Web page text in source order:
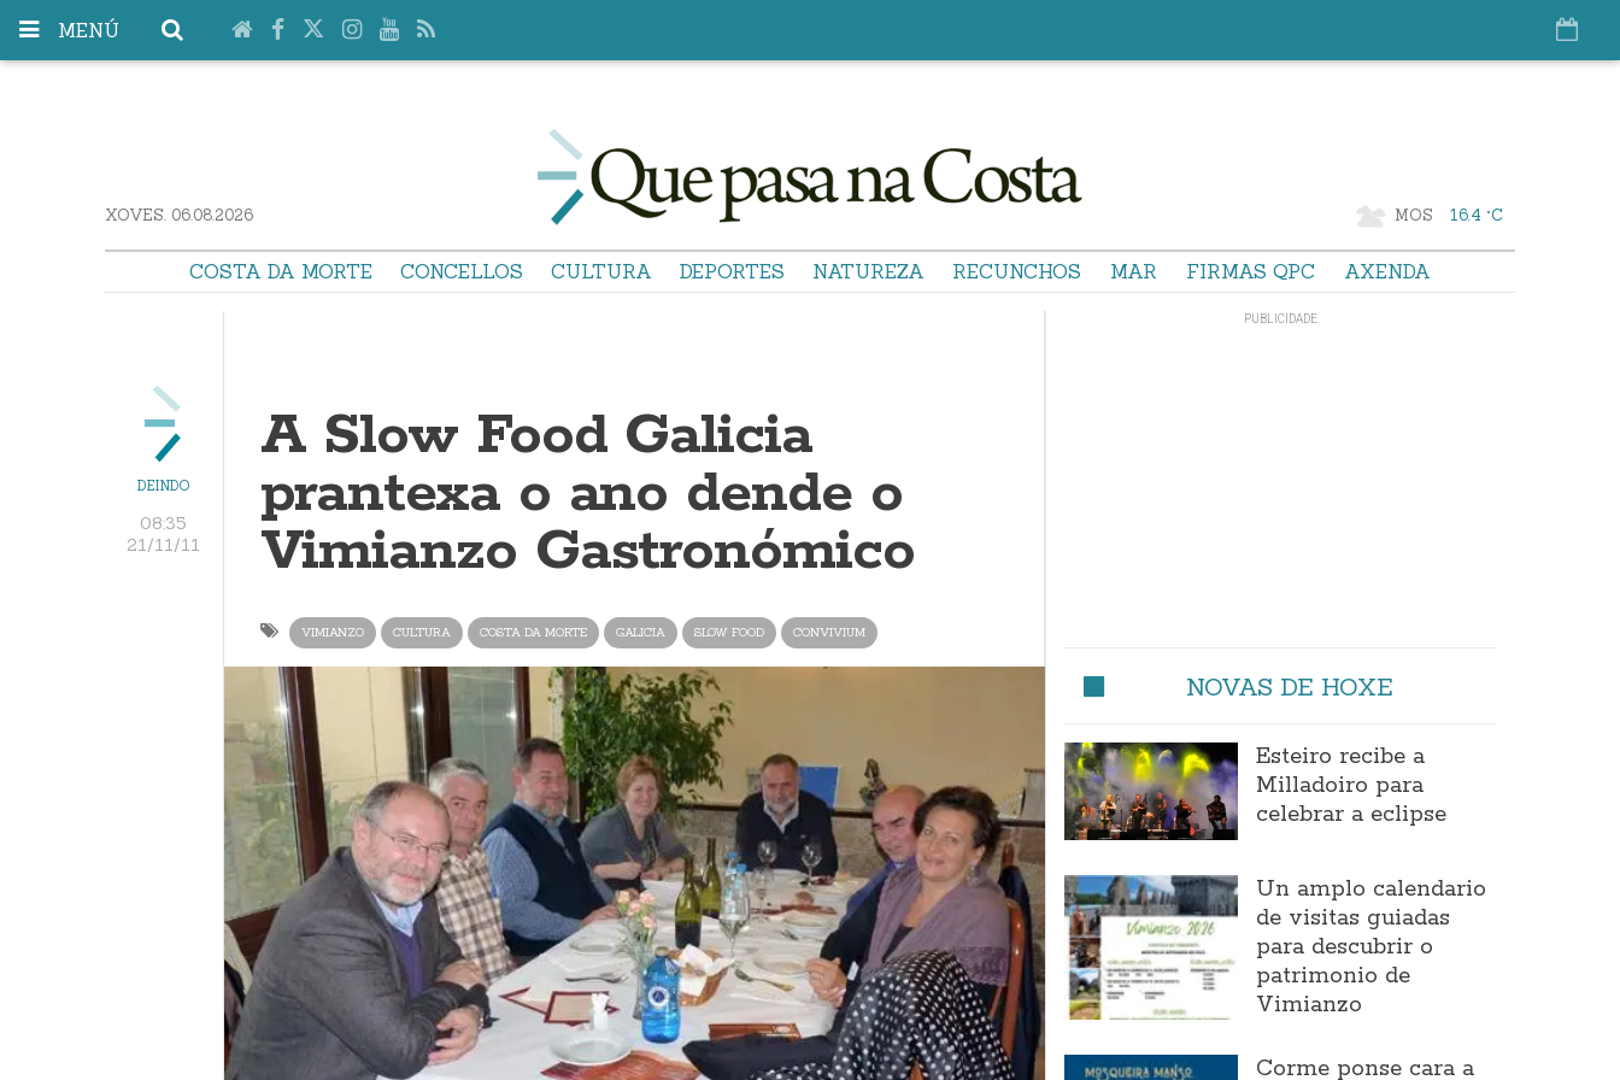
MENÚ
XOVES. 06.08.2026 MOS 16.4 °C
COSTA DA MORTE CONCELLOS CULTURA DEPORTES NATUREZA RECUNCHOS MAR FIRMAS QPC AXENDA
DEINDO
08:35
21/11/11
A Slow Food Galicia
prantexa o ano dende o
Vimianzo Gastronómico
VIMIANZO CULTURA COSTA DA MORTE GALICIA SLOW FOOD CONVIVIUM
NOVAS DE HOXE
Esteiro recibe a
Milladoiro para
celebrar a eclipse
Un amplo calendario
de visitas guiadas
para descubrir o
patrimonio de
Vimianzo
Corme ponse cara a